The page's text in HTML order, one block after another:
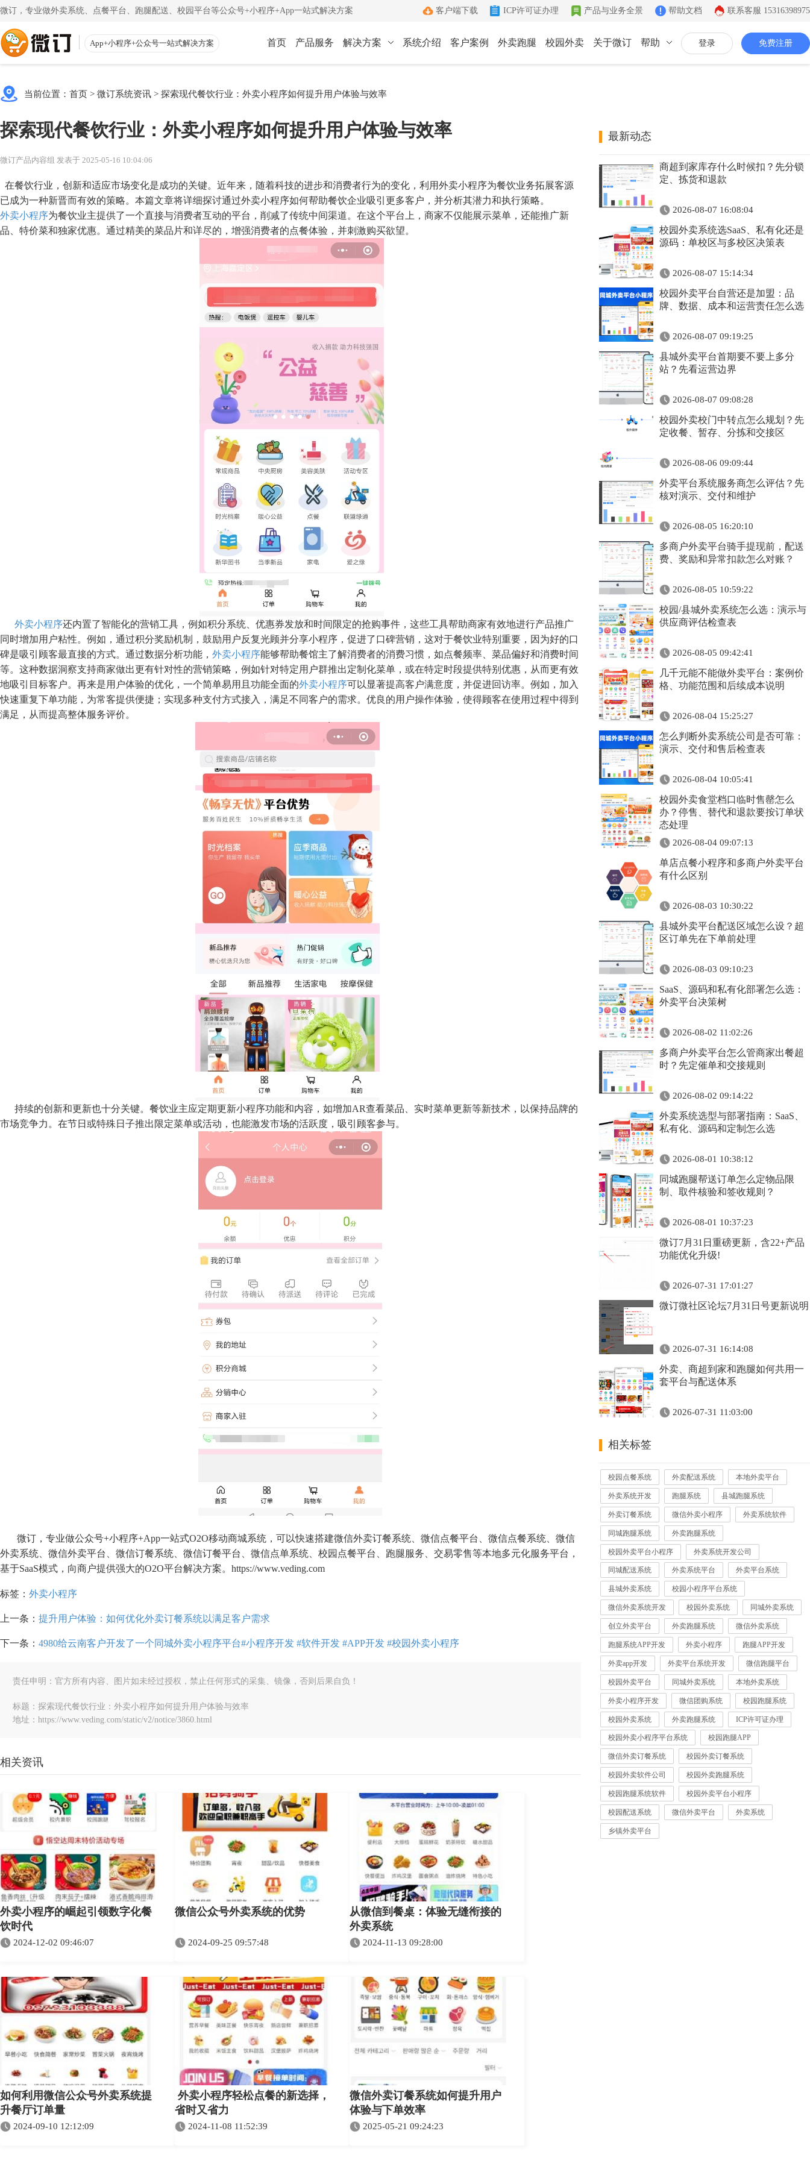
微订，专业做外卖系统、点餐平台、跑腿配送、校园平台等公众号+小程序+App一站式解决方案 联系客服 15316398975
帮助文档
产品与业务全景
ICP许可证办理
客户端下载
App+小程序+公众号一站式解决方案 登录 免费注册
首页 产品服务 解决方案
渠道 公众号 小程序
同城生活信息发布 连接你的客户和粉丝
系统介绍 客户案例 外卖跑腿 校园外卖 关于微订 帮助
使用教程
注册小程序和公众号帐号
初级教程
视频教程
一步一步视频讲解
App下载
手机端的管理客户端
云收银
店铺收银管家
微粉宝
粉丝交流沟通工具
双证联办一站式服务
办理流程
标准化六步流程
致力于移动互联网开发
有影响力的互联网企业
公司资质
证件齐全，安全放心
联系我们
7*12小时在线咨询
当前位置： 首页 > 微订系统资讯 > 探索现代餐饮行业：外卖小程序如何提升用户体验与效率
探索现代餐饮行业：外卖小程序如何提升用户体验与效率
微订产品内容组 发表于 2025-05-16 10:04:06
在餐饮行业，创新和适应市场变化是成功的关键。近年来，随着科技的进步和消费者行为的变化，利用外卖小程序为餐饮业务拓展客源
已成为一种新晋而有效的策略。本篇文章将详细探讨通过外卖小程序如何帮助餐饮企业吸引更多客户，并分析其潜力和执行策略。
外卖小程序为餐饮业主提供了一个直接与消费者互动的平台，削减了传统中间渠道。在这个平台上，商家不仅能展示菜单，还能推广新
品、特价菜和独家优惠。通过精美的菜品片和详尽的，增强消费者的点餐体验，并刺激购买欲望。
外卖小程序还内置了智能化的营销工具，例如积分系统、优惠券发放和时间限定的抢购事件，这些工具帮助商家有效地进行产品推广
同时增加用户粘性。例如，通过积分奖励机制，鼓励用户反复光顾并分享小程序，促进了口碑营销，这对于餐饮业特别重要，因为好的口
碑是吸引顾客最直接的方式。通过数据分析功能， 外卖小程序能够帮助餐馆主了解消费者的消费习惯，如点餐频率、菜品偏好和消费时间
等。这种数据洞察支持商家做出更有针对性的营销策略，例如针对特定用户群推出定制化菜单，或在特定时段提供特别优惠，从而更有效
地吸引目标客户。再来是用户体验的优化，一个简单易用且功能全面的外卖小程序可以显著提高客户满意度，并促进回访率。例如，加入
快速重复下单功能，为常客提供便捷；实现多种支付方式接入，满足不同客户的需求。优良的用户操作体验，使得顾客在使用过程中得到
满足，从而提高整体服务评价。
持续的创新和更新也十分关键。餐饮业主应定期更新小程序功能和内容，如增加AR查看菜品、实时菜单更新等新技术，以保持品牌的
市场竞争力。在节日或特殊日子推出限定菜单或活动，也能激发市场的活跃度，吸引顾客参与。
微订，专业做公众号+小程序+App一站式O2O移动商城系统，可以快速搭建微信外卖订餐系统、微信点餐平台、微信点餐系统、微信
外卖系统、微信外卖平台、微信订餐系统、微信订餐平台、微信点单系统、校园点餐平台、跑腿服务、交易零售等本地多元化服务平台，
基于SaaS模式，向商户提供强大的O2O平台解决方案。https://www.veding.com
标签： 外卖小程序
上一条： 提升用户体验：如何优化外卖订餐系统以满足客户需求
下一条： 4980给云南客户开发了一个同城外卖小程序平台#小程序开发 #软件开发 #APP开发 #校园外卖小程序
责任申明：官方所有内容、图片如未经过授权，禁止任何形式的采集、镜像，否则后果自负！
标题：探索现代餐饮行业：外卖小程序如何提升用户体验与效率
地址：https://www.veding.com/static/v2/notice/3860.html
相关资讯
外卖小程序的崛起引领数字化餐
饮时代
2024-12-02 09:46:07
微信公众号外卖系统的优势
2024-09-25 09:57:48
从微信到餐桌：体验无缝衔接的
外卖系统
2024-11-13 09:28:00
如何利用微信公众号外卖系统提
升餐厅订单量
2024-09-10 12:12:09
外卖小程序轻松点餐的新选择，
省时又省力
2024-11-08 11:52:39
微信外卖订餐系统如何提升用户
体验与下单效率
2025-05-21 09:24:23
最新动态
商超到家库存什么时候扣？先分锁
定、拣货和退款
2026-08-07 16:08:04
校园外卖系统选SaaS、私有化还是
源码：单校区与多校区决策表
2026-08-07 15:14:34
校园外卖平台自营还是加盟：品
牌、数据、成本和运营责任怎么选
2026-08-07 09:19:25
县城外卖平台首期要不要上多分
站？先看运营边界
2026-08-07 09:08:28
校园外卖校门中转点怎么规划？先
定收餐、暂存、分拣和交接区
2026-08-06 09:09:44
外卖平台系统服务商怎么评估？先
核对演示、交付和维护
2026-08-05 16:20:10
多商户外卖平台骑手提现前，配送
费、奖励和异常扣款怎么对账？
2026-08-05 10:59:22
校园/县城外卖系统怎么选：演示与
供应商评估检查表
2026-08-05 09:42:41
几千元能不能做外卖平台：案例价
格、功能范围和后续成本说明
2026-08-04 15:25:27
怎么判断外卖系统公司是否可靠：
演示、交付和售后检查表
2026-08-04 10:05:41
校园外卖食堂档口临时售罄怎么
办？停售、替代和退款要按订单状
态处理
2026-08-04 09:07:13
单店点餐小程序和多商户外卖平台
有什么区别
2026-08-03 10:30:22
县城外卖平台配送区域怎么设？超
区订单先在下单前处理
2026-08-03 09:10:23
SaaS、源码和私有化部署怎么选：
外卖平台决策树
2026-08-02 11:02:26
多商户外卖平台怎么管商家出餐超
时？先定催单和交接规则
2026-08-02 09:14:22
外卖系统选型与部署指南：SaaS、
私有化、源码和定制怎么选
2026-08-01 10:38:12
同城跑腿帮送订单怎么定物品限
制、取件核验和签收规则？
2026-08-01 10:37:23
微订7月31日重磅更新，含22+产品
功能优化升级!
2026-07-31 17:01:27
微订微社区论坛7月31日号更新说明
2026-07-31 16:14:08
外卖、商超到家和跑腿如何共用一
套平台与配送体系
2026-07-31 11:03:00
相关标签
校园点餐系统 外卖配送系统 本地外卖平台
外卖系统开发 跑腿系统 县城跑腿系统
外卖订餐系统 微信外卖小程序 外卖系统软件
同城跑腿系统 外卖跑腿系统
校园外卖平台小程序 外卖系统开发公司
同城配送系统 外卖系统平台 外卖平台系统
县城外卖系统 校园小程序平台系统
微信外卖系统开发 校园外卖系统 同城外卖系统
创立外卖平台 外卖跑腿系统 微信外卖系统
跑腿系统APP开发 外卖小程序 跑腿APP开发
外卖app开发 外卖平台系统开发 微信跑腿平台
校园外卖平台 同城外卖系统 本地外卖系统
外卖小程序开发 微信团购系统 校园跑腿系统
校园外卖系统 外卖跑腿系统 ICP许可证办理
校园外卖小程序平台系统 校园跑腿APP
微信外卖订餐系统 校园外卖订餐系统
校园外卖软件公司 校园外卖跑腿系统
校园跑腿系统软件 校园外卖平台小程序
校园配送系统 微信外卖平台 外卖系统
乡镇外卖平台